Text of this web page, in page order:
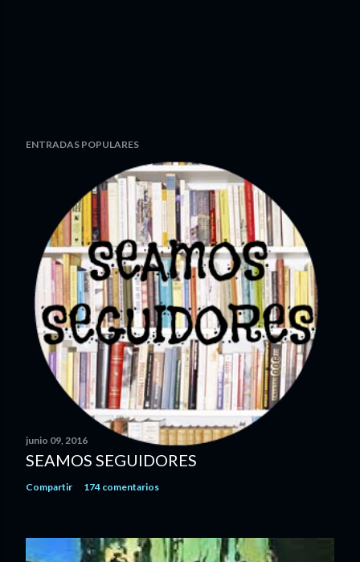
ENTRADAS POPULARES
junio 09, 2016
SEAMOS SEGUIDORES
Compartir 174 comentarios